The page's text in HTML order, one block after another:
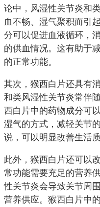
论中，风湿性关节炎和
血不畅、湿气聚积而引
分可以促进血液循环，
的供血情况。这有助于
的正常功能。
其次，猴西白片还具有
和类风湿性关节炎常伴
西白片中的药物成分可
湿气的方式，减轻关节
说，可以明显改善生活
此外，猴西白片还可以
常功能需要充足的营养
性关节炎会导致关节周
营养供应。猴西白片中